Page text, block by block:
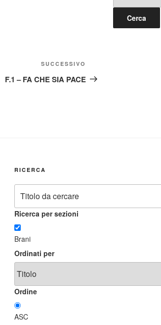
successivo
SUCCESSIVO
F.1 – FA CHE SIA PACE
RICERCA
Ricerca per sezioni
Brani
Ordinati per
Ordine
ASC